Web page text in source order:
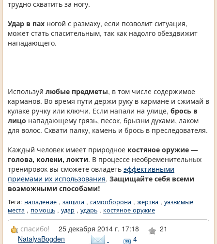
трудно схватить за ногу.
Удар в пах ногой с размаху, если позволит ситуация,
может стать спасительным, так как надолго обездвижит
нападающего.
Используй любые предметы, в том числе содержимое
карманов. Во время пути держи руку в кармане и сжимай в
кулаке ручку или ключи. Если напали на улице, брось в
лицо нападающему грязь, песок, брызни духами, лаком
для волос. Схвати палку, камень и брось в преследователя.
Каждый человек имеет природное костяное оружие —
голова, колени, локти. В процессе необременительных
тренировок вы сможете овладеть эффективными
приемами их использования. Защищайте себя всеми
возможными способами!
Теги: нападение , защита , самооборона , жертва , уязвимые
места , помощь , удар , ударь , костяное оружие
спасибо! 25 декабря 2014 г. 17:18
21
NatalyaBogden
4